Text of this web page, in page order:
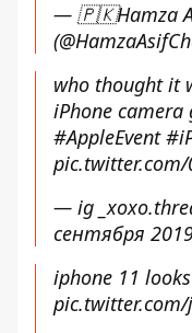
— 🇵🇰Hamza
who thought it
iPhone
#AppleEvent
— ig
сентября
iphone 11
pic.twitter.com/